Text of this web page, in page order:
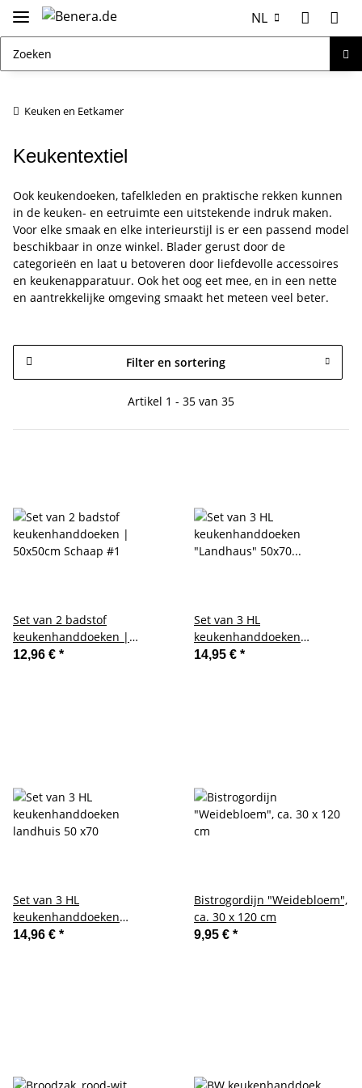
NL
Keuken en Eetkamer
Keukentextiel
Ook keukendoeken, tafelkleden en praktische rekken kunnen
in de keuken- en eetruimte een uitstekende indruk maken.
Voor elke smaak en elke interieurstijl is er een passend model
beschikbaar in onze winkel. Blader gerust door de
categorieën en laat u betoveren door liefdevolle accessoires
en keukenapparatuur. Ook het oog eet mee, en in een nette
en aantrekkelijke omgeving smaakt het meteen veel beter.
Filter en sortering
Artikel 1 - 35 van 35
Set van 2 badstof
keukenhanddoeken |
50x50cm Schaap #1
12,96 € *
Set van 3 HL
keukenhanddoeken
"Landhaus" 50x70 antraciet
14,95 € *
Set van 3 HL
keukenhanddoeken
landhuis 50 x70
14,96 € *
Bistrogordijn "Weidebloem",
ca. 30 x 120 cm
9,95 € *